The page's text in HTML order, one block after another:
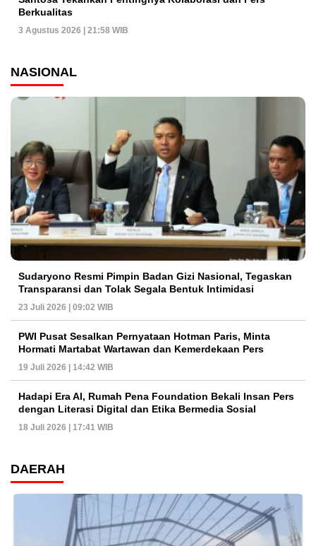
Berkualitas
3 Agustus 2026 | 21:58 WIB
NASIONAL
Sudaryono Resmi Pimpin Badan Gizi Nasional, Tegaskan
Transparansi dan Tolak Segala Bentuk Intimidasi
23 Juli 2026 | 09:02 WIB
PWI Pusat Sesalkan Pernyataan Hotman Paris, Minta
Hormati Martabat Wartawan dan Kemerdekaan Pers
19 Juli 2026 | 14:42 WIB
Hadapi Era AI, Rumah Pena Foundation Bekali Insan Pers
dengan Literasi Digital dan Etika Bermedia Sosial
18 Juli 2026 | 17:41 WIB
DAERAH